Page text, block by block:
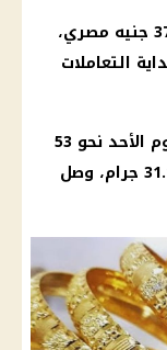
جنيه مصري،
التعاملات
10 جرام اليوم الأحد نحو 53
الف و 140 جنيه، وسعر اونصة الاوقية 31.1 جرام، وصل